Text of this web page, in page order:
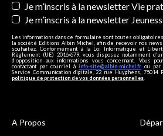
Je m’inscris à la newsletter Vie
Je m’inscris à la newsletter
Les informations dans ce formulaire sont toutes
la société Editions Albin Michel, afin de recevoir nos
souhaitez. Conformément à la Loi Informatique et
Règlement (UE) 2016/679, vous disposez notamment
d’opposition aux informations vous concernant. Vous
contactant par courriel à info-site@albin-michel.fr ou
Service Communication digitale, 22 rue Huyghens, 75014
politique de protection de vos données personnelles.
A Propos